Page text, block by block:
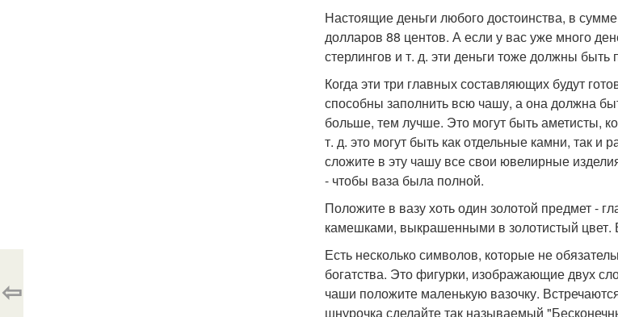
Настоящие деньги любого достоинства, в
долларов 88 центов. А если у вас уже много
стерлингов и т. д. эти деньги тоже должны
Когда эти три главных составляющих будут
способны заполнить всю чашу, а она должна
больше, тем лучше. Это могут быть аметисты,
т. д. это могут быть как отдельные камни, так
сложите в эту чашу все свои ювелирные
- чтобы ваза была полной.
Положите в вазу хоть один золотой предмет -
камешками, выкрашенными в золотистый
Есть несколько символов, которые не
богатства. Это фигурки, изображающие двух
чаши положите маленькую вазочку.
шнурочка сделайте так называемый
⇦